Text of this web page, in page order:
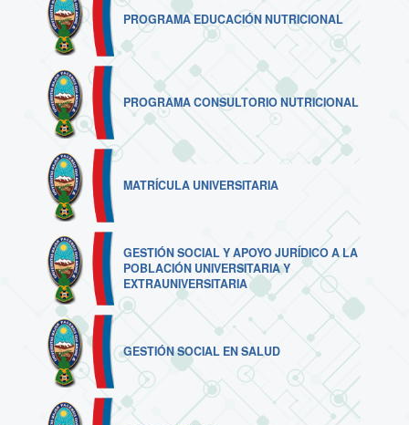
PROGRAMA EDUCACIÓN NUTRICIONAL
PROGRAMA CONSULTORIO NUTRICIONAL
MATRÍCULA UNIVERSITARIA
GESTIÓN SOCIAL Y APOYO JURÍDICO A LA
POBLACIÓN UNIVERSITARIA Y
EXTRAUNIVERSITARIA
GESTIÓN SOCIAL EN SALUD